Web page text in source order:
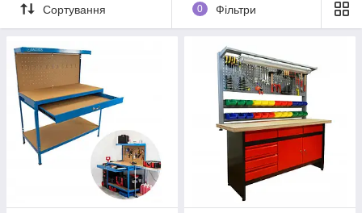
Сортування 0 Фільтри